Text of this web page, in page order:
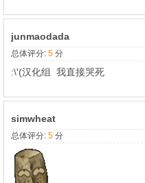
junmaodada
总体评分: 5 分
:\'(汉化组 我直接哭死
simwheat
总体评分: 5 分